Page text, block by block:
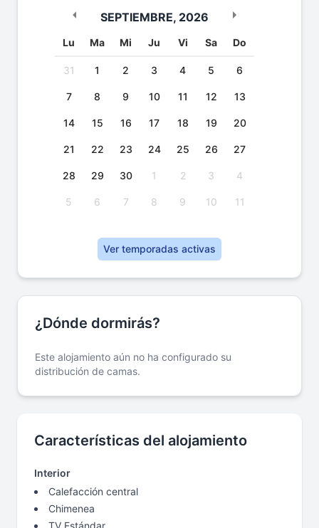
SEPTIEMBRE, 2026
Lu Ma Mi Ju Vi Sa Do
31 1 2 3 4 5 6
7 8 9 10 11 12 13
14 15 16 17 18 19 20
21 22 23 24 25 26 27
28 29 30 1 2 3 4
5 6 7 8 9 10 11
Ver temporadas activas
¿Dónde dormirás?
Este alojamiento aún no ha configurado su
distribución de camas.
Características del alojamiento
Interior
Calefacción central
Chimenea